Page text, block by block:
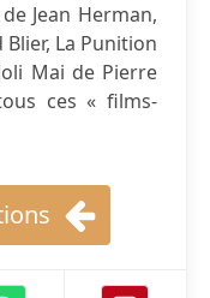
Jean Herman,
La Punition
Mai de Pierre
ces « films-